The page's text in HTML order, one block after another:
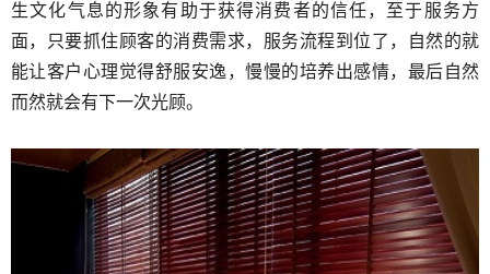
生文化气息的形象有助于获得消费者的信任，至于服务方
面，只要抓住顾客的消费需求，服务流程到位了，自然的就
能让客户心理觉得舒服安逸，慢慢的培养出感情，最后自然
而然就会有下一次光顾。